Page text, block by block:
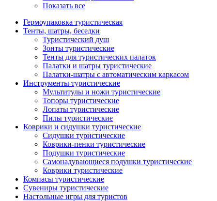
Показать все
Гермоупаковка туристическая
Тенты, шатры, беседки
Туристический душ
Зонты туристические
Тенты для туристических палаток
Палатки и шатры туристические
Палатки-шатры с автоматическим каркасом
Инструменты туристические
Мультитулы и ножи туристические
Топоры туристические
Лопаты туристические
Пилы туристические
Коврики и сидушки туристические
Сидушки туристические
Коврики-пенки туристические
Подушки туристические
Самонадувающиеся подушки туристические
Коврики туристические
Компасы туристические
Сувениры туристические
Настольные игры для туристов